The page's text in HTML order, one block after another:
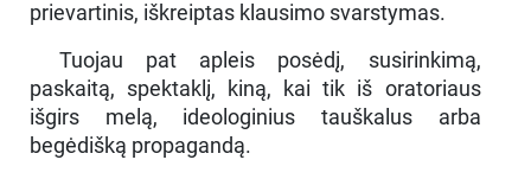
prievartinis, iškreiptas klausimo svarstymas.
Tuojau pat apleis posėdį, susirinkimą,
paskaitą, spektaklį, kiną, kai tik iš oratoriaus
išgirs melą, ideologinius tauškalus arba
begėdišką propagandą.